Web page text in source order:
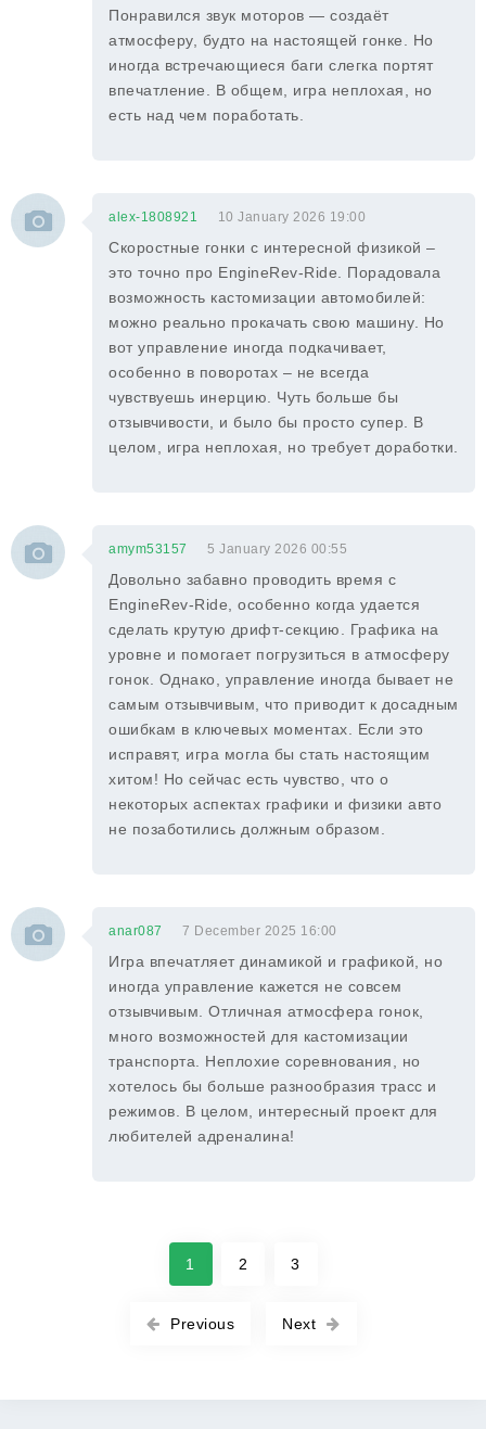
Понравился звук моторов — создаёт
атмосферу, будто на настоящей гонке. Но
иногда встречающиеся баги слегка портят
впечатление. В общем, игра неплохая, но
есть над чем поработать.
alex-1808921 10 January 2026 19:00
Скоростные гонки с интересной физикой –
это точно про EngineRev-Ride. Порадовала
возможность кастомизации автомобилей:
можно реально прокачать свою машину. Но
вот управление иногда подкачивает,
особенно в поворотах – не всегда
чувствуешь инерцию. Чуть больше бы
отзывчивости, и было бы просто супер. В
целом, игра неплохая, но требует доработки.
amym53157 5 January 2026 00:55
Довольно забавно проводить время с
EngineRev-Ride, особенно когда удается
сделать крутую дрифт-секцию. Графика на
уровне и помогает погрузиться в атмосферу
гонок. Однако, управление иногда бывает не
самым отзывчивым, что приводит к досадным
ошибкам в ключевых моментах. Если это
исправят, игра могла бы стать настоящим
хитом! Но сейчас есть чувство, что о
некоторых аспектах графики и физики авто
не позаботились должным образом.
anar087 7 December 2025 16:00
Игра впечатляет динамикой и графикой, но
иногда управление кажется не совсем
отзывчивым. Отличная атмосфера гонок,
много возможностей для кастомизации
транспорта. Неплохие соревнования, но
хотелось бы больше разнообразия трасс и
режимов. В целом, интересный проект для
любителей адреналина!
Previous
1 2 3
Next